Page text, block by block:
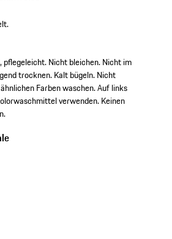
pflegeleicht. Nicht bleichen. Nicht im
trocknen. Kalt bügeln. Nicht
Farben waschen. Auf links
verwenden. Keinen